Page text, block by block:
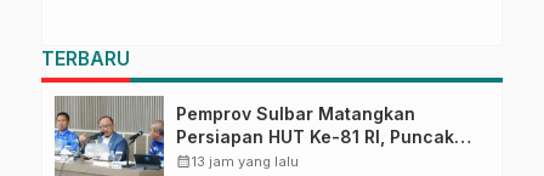
TERBARU
Pemprov Sulbar Matangkan
Persiapan HUT Ke-81 RI, Puncak
Upacara di Lapangan Ahmad
calendar_month13 jam yang lalu